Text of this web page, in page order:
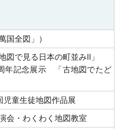
国全図」）
で見る日本の町並みⅡ」
年記念展示 「古地図でたど
童生徒地図作品展
・わくわく地図教室